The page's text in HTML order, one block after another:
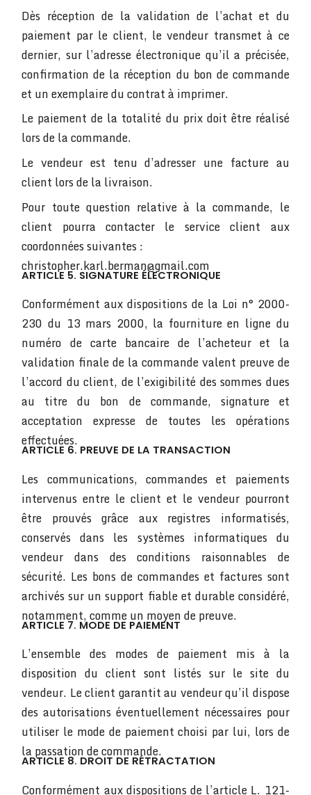
Dès réception de la validation de l’achat et du
paiement par le client, le vendeur transmet à ce
dernier, sur l’adresse électronique qu’il a précisée,
confirmation de la réception du bon de commande
et un exemplaire du contrat à imprimer.
Le paiement de la totalité du prix doit être réalisé
lors de la commande.
Le vendeur est tenu d’adresser une facture au
client lors de la livraison.
Pour toute question relative à la commande, le
client pourra contacter le service client aux
coordonnées suivantes :
christopher.karl.berman@gmail.com
ARTICLE 5. SIGNATURE ÉLECTRONIQUE
Conformément aux dispositions de la Loi n° 2000-
230 du 13 mars 2000, la fourniture en ligne du
numéro de carte bancaire de l’acheteur et la
validation finale de la commande valent preuve de
l’accord du client, de l’exigibilité des sommes dues
au titre du bon de commande, signature et
acceptation expresse de toutes les opérations
effectuées.
ARTICLE 6. PREUVE DE LA TRANSACTION
Les communications, commandes et paiements
intervenus entre le client et le vendeur pourront
être prouvés grâce aux registres informatisés,
conservés dans les systèmes informatiques du
vendeur dans des conditions raisonnables de
sécurité. Les bons de commandes et factures sont
archivés sur un support fiable et durable considéré,
notamment, comme un moyen de preuve.
ARTICLE 7. MODE DE PAIEMENT
L’ensemble des modes de paiement mis à la
disposition du client sont listés sur le site du
vendeur. Le client garantit au vendeur qu’il dispose
des autorisations éventuellement nécessaires pour
utiliser le mode de paiement choisi par lui, lors de
la passation de commande.
ARTICLE 8. DROIT DE RÉTRACTATION
Conformément aux dispositions de l’article L. 121-